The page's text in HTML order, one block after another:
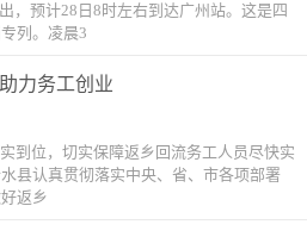
，预计28日8时左右到达广州站。这是四
列。凌晨3
力务工创业
到位，切实保障返乡回流务工人员尽快实
县认真贯彻落实中央、省、市各项部署
返乡